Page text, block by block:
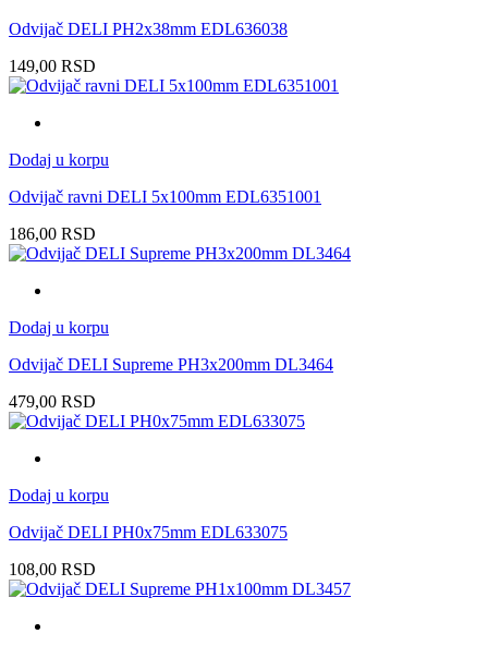
Odvijač DELI PH2x38mm EDL636038
149,00 RSD
Dodaj u korpu
Odvijač ravni DELI 5x100mm EDL6351001
186,00 RSD
Dodaj u korpu
Odvijač DELI Supreme PH3x200mm DL3464
479,00 RSD
Dodaj u korpu
Odvijač DELI PH0x75mm EDL633075
108,00 RSD